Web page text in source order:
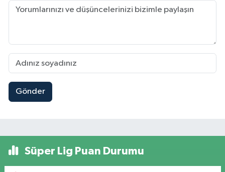
Gönder
Süper Lig Puan Durumu